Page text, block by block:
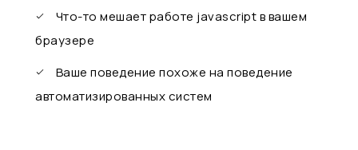
Что-то мешает работе javascript в вашем
браузере
Ваше поведение похоже на поведение
автоматизированных систем